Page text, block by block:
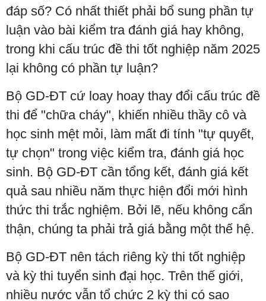
đáp số? Có nhất thiết phải bổ sung phần tự
luận vào bài kiểm tra đánh giá hay không,
trong khi cấu trúc đề thi tốt nghiệp năm 2025
lại không có phần tự luận?
Bộ GD-ĐT cứ loay hoay thay đổi cấu trúc đề
thi để "chữa cháy", khiến nhiều thầy cô và
học sinh mệt mỏi, làm mất đi tính "tự quyết,
tự chọn" trong việc kiểm tra, đánh giá học
sinh. Bộ GD-ĐT cần tổng kết, đánh giá kết
quả sau nhiều năm thực hiện đổi mới hình
thức thi trắc nghiệm. Bởi lẽ, nếu không cẩn
thận, chúng ta phải trả giá bằng một thế hệ.
Bộ GD-ĐT nên tách riêng kỳ thi tốt nghiệp
và kỳ thi tuyển sinh đại học. Trên thế giới,
nhiều nước vẫn tổ chức 2 kỳ thi có sao